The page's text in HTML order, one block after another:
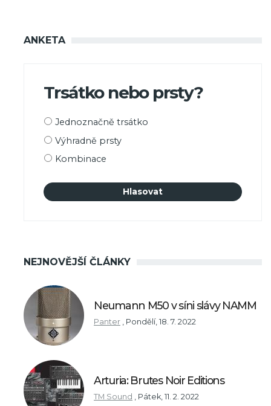
ANKETA
Trsátko nebo prsty?
Možnosti
Jednoznačně trsátko
Výhradně prsty
Kombinace
NEJNOVĚJŠÍ ČLÁNKY
Neumann M50 v síni slávy NAMM
Panter , Pondělí, 18. 7. 2022
Arturia: Brutes Noir Editions
TM Sound , Pátek, 11. 2. 2022